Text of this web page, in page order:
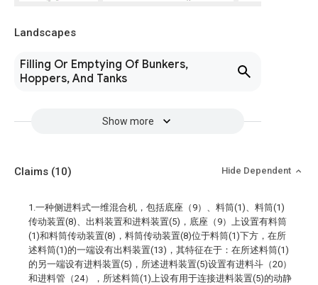
Landscapes
Filling Or Emptying Of Bunkers,
Hoppers, And Tanks
Show more
Claims (10) Hide Dependent
1.一种侧进料式一维混合机，包括底座（9）、料筒(1)、料筒(1)
传动装置(8)、出料装置和进料装置(5)，底座（9）上设置有料筒
(1)和料筒传动装置(8)，料筒传动装置(8)位于料筒(1)下方，在所
述料筒(1)的一端设有出料装置(13)，其特征在于：在所述料筒(1)
的另一端设有进料装置(5)，所述进料装置(5)设置有进料斗（20）
和进料管（24），所述料筒(1)上设有用于连接进料装置(5)的动静